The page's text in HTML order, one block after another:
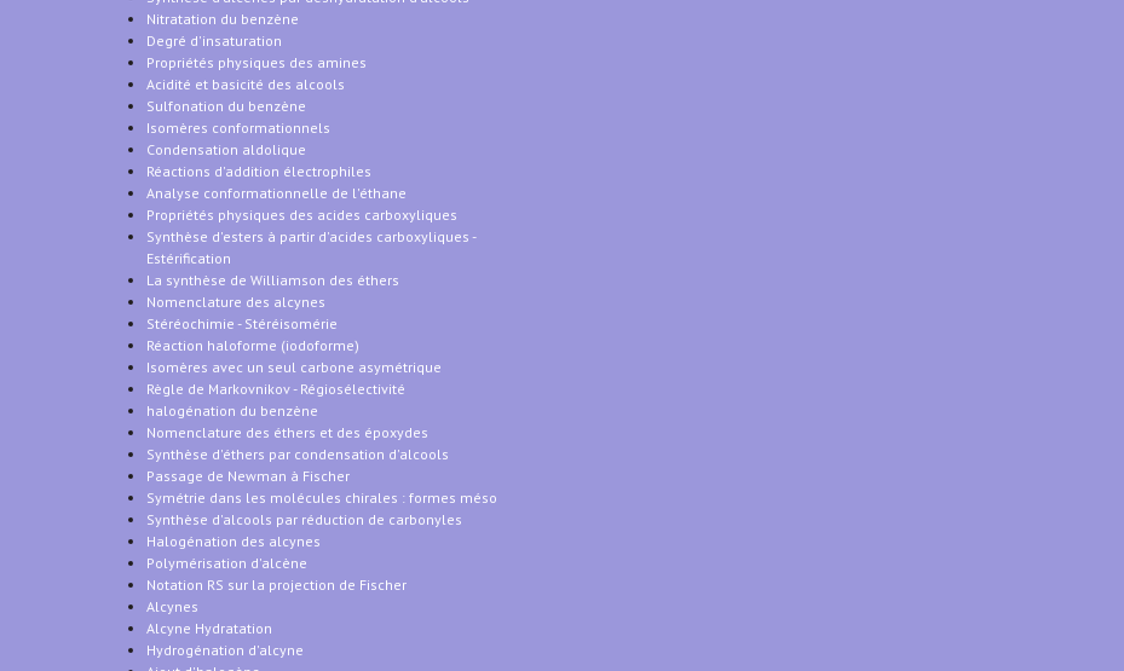
Nitratation du benzène
Degré d'insaturation
Propriétés physiques des amines
Acidité et basicité des alcools
Sulfonation du benzène
Isomères conformationnels
Condensation aldolique
Réactions d'addition électrophiles
Analyse conformationnelle de l'éthane
Propriétés physiques des acides carboxyliques
Synthèse d'esters à partir d'acides carboxyliques -
Estérification
La synthèse de Williamson des éthers
Nomenclature des alcynes
Stéréochimie - Stéréisomérie
Réaction haloforme (iodoforme)
Isomères avec un seul carbone asymétrique
Règle de Markovnikov - Régiosélectivité
halogénation du benzène
Nomenclature des éthers et des époxydes
Synthèse d'éthers par condensation d'alcools
Passage de Newman à Fischer
Symétrie dans les molécules chirales : formes méso
Synthèse d'alcools par réduction de carbonyles
Halogénation des alcynes
Polymérisation d'alcène
Notation RS sur la projection de Fischer
Alcynes
Alcyne Hydratation
Hydrogénation d'alcyne